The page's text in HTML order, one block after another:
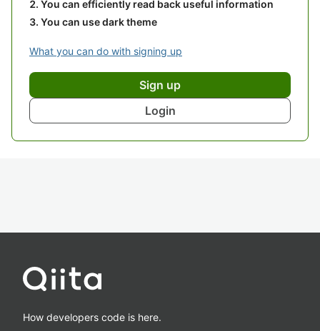
You can efficiently read back useful information
You can use dark theme
What you can do with signing up
Sign up
Login
How developers code is here.